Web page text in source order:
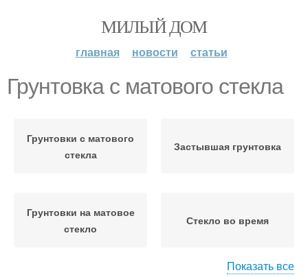
МИЛЫЙ ДОМ
главная новости статьи
Грунтовка с матового стекла
Грунтовки с матового
стекла
Застывшая грунтовка
Грунтовки на матовое
стекло
Стекло во время
Показать все